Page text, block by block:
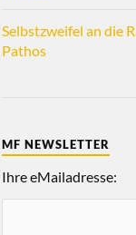
Selbstzweifel an die
Pathos
MF NEWSLETTER
Ihre eMailadresse: